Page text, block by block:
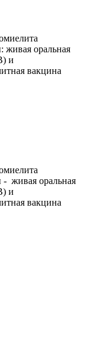
живая оральная
и
вакцина
- живая оральная
и
вакцина